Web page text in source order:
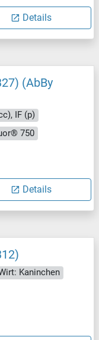
Details
(AbBy
IF (p)
750
Details
Kaninchen